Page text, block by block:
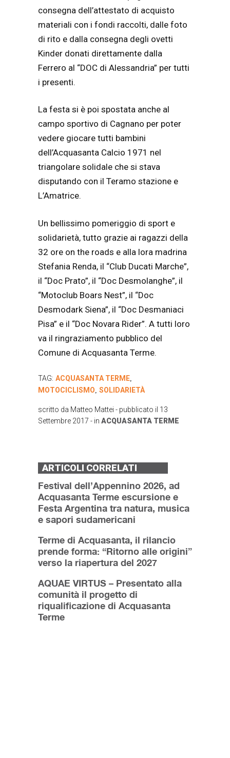
consegna dell’attestato di acquisto
materiali con i fondi raccolti, dalle foto
di rito e dalla consegna degli ovetti
Kinder donati direttamente dalla
Ferrero al “DOC di Alessandria” per tutti
i presenti.
La festa si è poi spostata anche al
campo sportivo di Cagnano per poter
vedere giocare tutti bambini
dell’Acquasanta Calcio 1971 nel
triangolare solidale che si stava
disputando con il Teramo stazione e
L’Amatrice.
Un bellissimo pomeriggio di sport e
solidarietà, tutto grazie ai ragazzi della
32 ore on the roads e alla lora madrina
Stefania Renda, il “Club Ducati Marche”,
il “Doc Prato”, il “Doc Desmolanghe”, il
“Motoclub Boars Nest”, il “Doc
Desmodark Siena”, il “Doc Desmaniaci
Pisa” e il “Doc Novara Rider”. A tutti loro
va il ringraziamento pubblico del
Comune di Acquasanta Terme.
TAG: ACQUASANTA TERME,
MOTOCICLISMO, SOLIDARIETÀ
scritto da Matteo Mattei - pubblicato il 13
Settembre 2017 - in ACQUASANTA TERME
ARTICOLI CORRELATI
Festival dell’Appennino 2026, ad
Acquasanta Terme escursione e
Festa Argentina tra natura, musica
e sapori sudamericani
Terme di Acquasanta, il rilancio
prende forma: “Ritorno alle origini”
verso la riapertura del 2027
AQUAE VIRTUS – Presentato alla
comunità il progetto di
riqualificazione di Acquasanta
Terme